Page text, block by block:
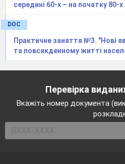
середині 60-х – на початку 80-
DOC
Практичне заняття №3. "Нові
та повсякденному житті
Перевірка
Вкажіть номер документа